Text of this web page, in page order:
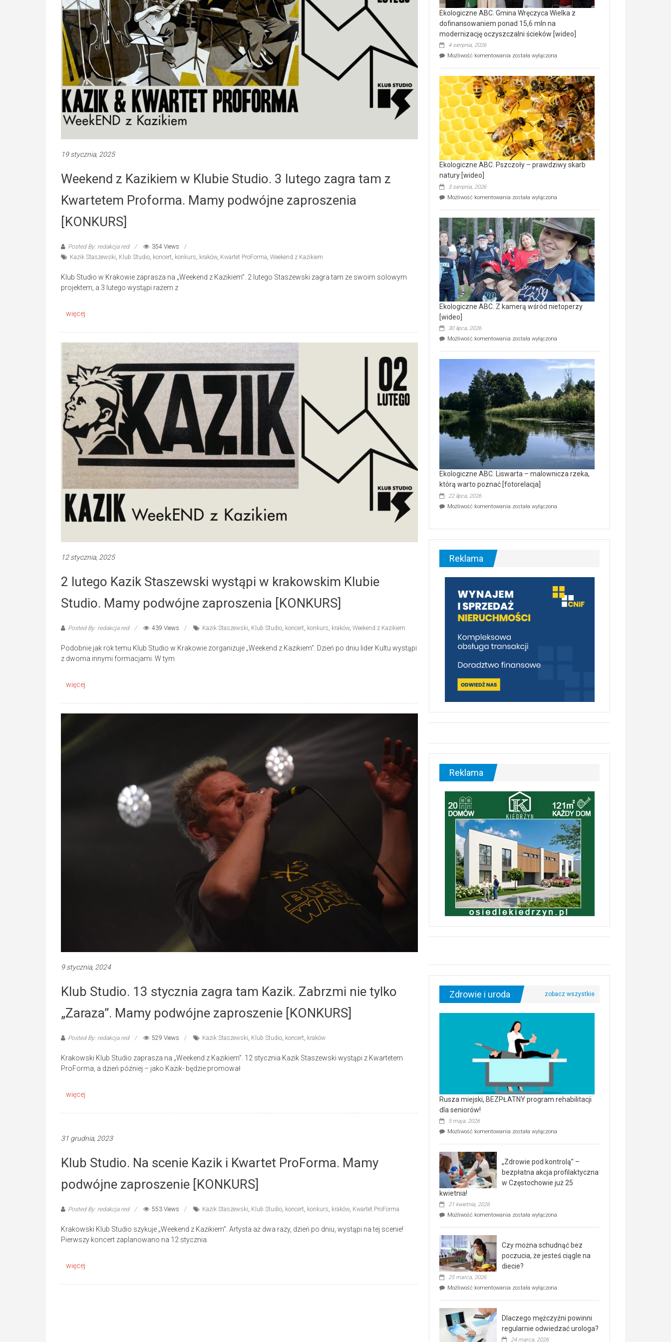
19 stycznia, 2025
Weekend z Kazikiem w Klubie Studio. 3 lutego zagra tam z
Kwartetem Proforma. Mamy podwójne zaproszenia
[KONKURS]
Posted By: redakcja red
354 Views
Kazik Staszewski, Klub Studio, koncert, konkurs, kraków, Kwartet ProForma, Weekend z Kazikiem
Klub Studio w Krakowie zaprasza na „Weekend z Kazikiem”. 2 lutego Staszewski zagra tam ze swoim solowym
projektem, a 3 lutego wystąpi razem z
12 stycznia, 2025
2 lutego Kazik Staszewski wystąpi w krakowskim Klubie
Studio. Mamy podwójne zaproszenia [KONKURS]
Posted By: redakcja red 439 Views Kazik Staszewski, Klub Studio, koncert, konkurs, kraków, Weekend z Kazikiem
Podobnie jak rok temu Klub Studio w Krakowie zorganizuje „Weekend z Kazikiem”. Dzień po dniu lider Kultu wystąpi
z dwoma innymi formacjami. W tym
9 stycznia, 2024
Klub Studio. 13 stycznia zagra tam Kazik. Zabrzmi nie tylko
„Zaraza”. Mamy podwójne zaproszenie [KONKURS]
Posted By: redakcja red 529 Views Kazik Staszewski Klub Studio koncert kraków
Krakowski Klub Studio zaprasza na „Weekend z Kazikiem”. 12 stycznia Kazik Staszewski wystąpi z Kwartetem
ProForma, a dzień później – jako Kazik- będzie promował
31 grudnia, 2023
Klub Studio. Na scenie Kazik i Kwartet ProForma. Mamy
podwójne zaproszenie [KONKURS]
Posted By: redakcja red 553 Views Kazik Staszewski Klub Studio koncert konkurs kraków, Kwartet ProForma
Krakowski Klub Studio szykuje „Weekend z Kazikiem”. Artysta aż dwa razy, dzień po dniu, wystąpi na tej scenie!
Pierwszy koncert zaplanowano na 12 stycznia.
Ekologiczne ABC. Gmina Wręczyca Wielka z
dofinansowaniem ponad 15,6 mln na
modernizację oczyszczalni ścieków [wideo]
4 sierpnia, 2026
Możliwość komentowania Ekologiczne
Wręczyca
Wielka
z
dofinansowaniem
ponad
15,6
mln
na
modernizację
oczyszczalni
ścieków
[wideo]
została wyłączona
Ekologiczne ABC. Pszczoły – prawdziwy skarb
natury [wideo]
3 sierpnia, 2026
Możliwość komentowania Ekologiczne
–
prawdziwy
skarb
natury
[wideo]
została wyłączona
Ekologiczne ABC. Z kamerą wśród nietoperzy
[wideo]
30 lipca, 2026
Możliwość komentowania Ekologiczne
wśród
nietoperzy
[wideo]
została wyłączona
Ekologiczne ABC. Liswarta – malownicza rzeka,
którą warto poznać [fotorelacja]
22 lipca, 2026
Możliwość komentowania Ekologiczne
–
malownicza
[fotorelacja]
została wyłączona
Reklama
Reklama
Zdrowie i uroda
Rusza miejski, BEZPŁATNY program rehabilitacji
dla seniorów!
5 maja, 2026
Możliwość komentowania Rusza
rehabilitacji
dla
seniorów!
została wyłączona
„Zdrowie pod kontrolą” –
bezpłatna akcja profilaktyczna
w Częstochowie już 25
kwietnia!
21 kwietnia, 2026
Możliwość komentowania „Zdrowie
bezpłatna
akcja
profilaktyczna
w
już
kwietnia!
została wyłączona
Czy można schudnąć bez
poczucia, że jesteś ciągle na
diecie?
25 marca, 2026
Możliwość komentowania Czy
poczucia,
że
została wyłączona
Dlaczego mężczyźni powinni
regularnie odwiedzać urologa?
24 marca, 2026